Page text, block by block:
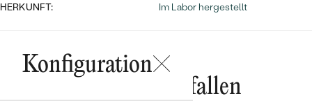
HERKUNFT:
Im Labor hergestellt
Konfiguration
Das könnte Ihnen gefallen